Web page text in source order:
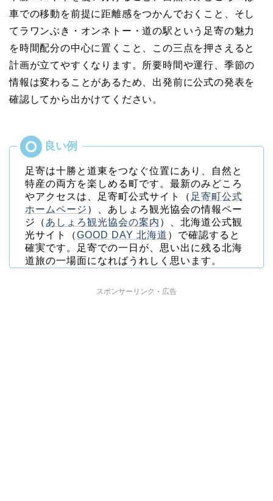
車での移動を前提に距離感をつかんでおくこと、そし
てラワンぶき・オンネトー・道の駅という足寄の魅力
を時間配分の中心に置くこと、この三点を押さえると
計画が立てやすくなります。所要時間や運行、季節の
情報は変わることがあるため、出発前に公式の発表を
確認してから出かけてください。
足寄は十勝と道東をつなぐ位置にあり、自然と
特産の両方を楽しめる町です。最新のみどころ
やアクセスは、足寄町公式サイト（ 足寄町公式
ホームページ ）、あしょろ観光協会の情報ペー
ジ（ あしょろ観光協会の案内 ）、北海道公式観
光サイト（GOOD DAY 北海道 ）で確認すると
確実です。足寄での一日が、思い出に残る北海
道旅の一場面になればうれしく思います。
スポンサーリンク・広告